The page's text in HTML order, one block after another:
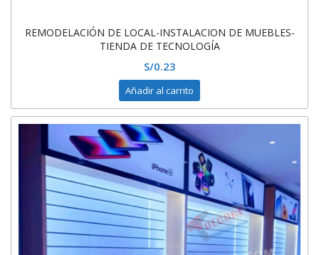
REMODELACIÓN DE LOCAL-INSTALACION DE MUEBLES-
TIENDA DE TECNOLOGÍA
S/0.23
Añadir al carrito